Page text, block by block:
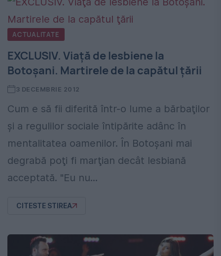
ACTUALITATE
EXCLUSIV. Viaţă de lesbiene la
Botoşani. Martirele de la capătul ţării
3 DECEMBRIE 2012
Cum e să fii diferită într-o lume a bărbaţilor
şi a regulilor sociale întipărite adânc în
mentalitatea oamenilor. În Botoşani mai
degrabă poţi fi marţian decât lesbiană
acceptată. "Eu nu...
CITESTE STIREA